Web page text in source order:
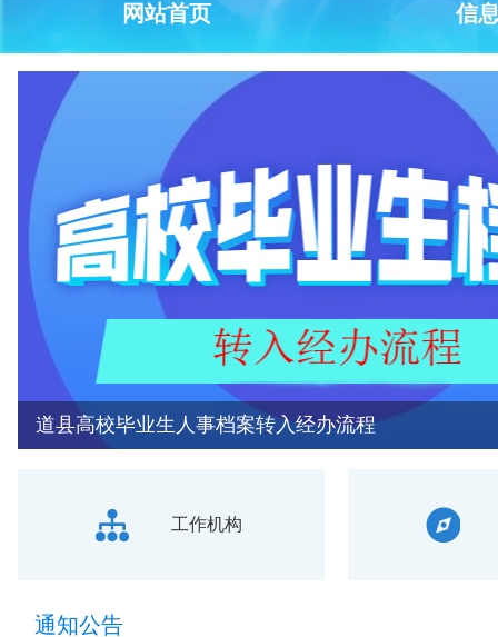
网站首页 信
工作机构
通知公告